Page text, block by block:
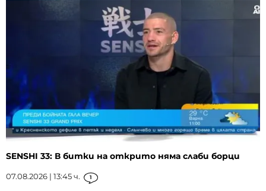
SENSHI 33: В битки на открито няма слаби борци
07.08.2026 | 13:45 ч. 1